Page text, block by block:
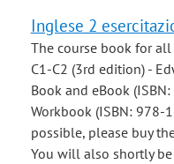
Inglese 2
The course book for
C1-C2 (3rd edition) -
Book and eBook
Workbook (ISBN: 978-
possible, please buy
You will also shortly